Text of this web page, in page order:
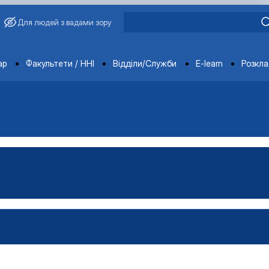
Для людей з вадами зору
Факультети / ННІ Відділи/Служби E-learn